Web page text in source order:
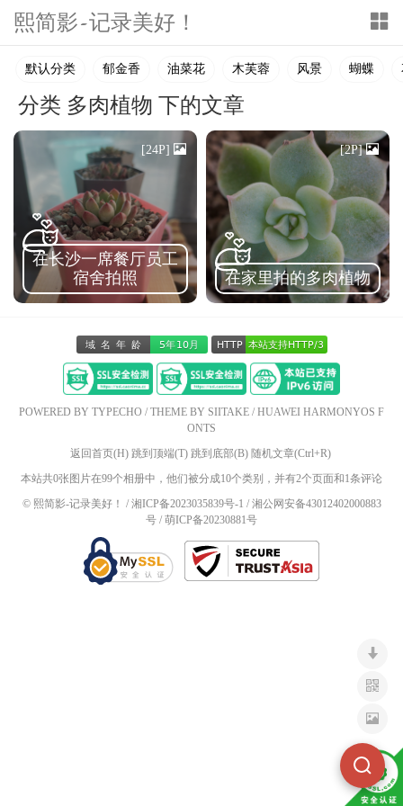
T
o
g
l
e
n
a
v
i
g
熙简影-记录美好！
默认分类 郁金香 油菜花 木芙蓉 风景 蝴蝶
分类 多肉植物 下的文章
在长沙一席餐厅员工
宿舍拍照
[24P]
在家里拍的多肉植物
[2P]
POWERED BY TYPECHO / THEME BY SIITAKE / HUAWEI HARMONYOS F
ONTS
返回首页(H) 跳到顶端(T) 跳到底部(B) 随机文章(Ctrl+R)
本站共0张图片在99个相册中，他们被分成10个类别，并有2个页面和1条评论
© 熙简影-记录美好！ / 湘ICP备2023035839号-1 / 湘公网安备43012402000883
号 / 萌ICP备20230881号